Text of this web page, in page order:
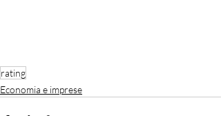
rating
Economia e imprese